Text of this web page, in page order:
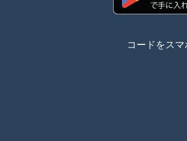
コードをス